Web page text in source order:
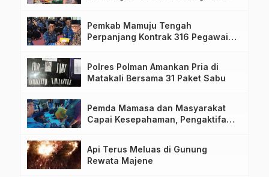
Pemkab Mamuju Tengah
Perpanjang Kontrak 316 Pegawai
Polres Polman Amankan Pria di
Matakali Bersama 31 Paket Sabu
Pemda Mamasa dan Masyarakat
Capai Kesepahaman, Pengaktifan
Api Terus Meluas di Gunung
Rewata Majene